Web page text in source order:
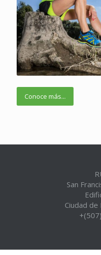
Conoce más...
San
Ciudad de